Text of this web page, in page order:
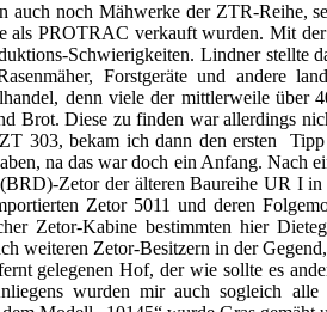
auch noch Mähwerke der ZTR-Reihe,
als PROTRAC verkauft wurden. Mit
Schwierigkeiten. Lindner stellte
Forstgeräte und andere
denn viele der mittlerweile über
Brot. Diese zu finden war allerdings
303, bekam ich dann den ersten
na das war doch ein Anfang. Nach
(BRD)-Zetor der älteren Baureihe UR I
Zetor 5011 und deren
Zetor-Kabine bestimmten hier
weiteren Zetor-Besitzern in der
gelegenen Hof, der wie sollte es
wurden mir auch sogleich